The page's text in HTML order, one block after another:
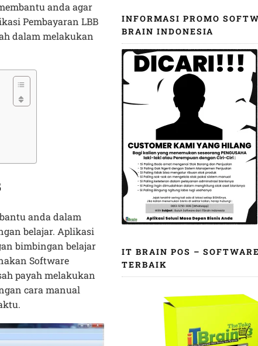
anda agar
Pembayaran LBB
dalam melakukan
anda dalam
belajar. Aplikasi
bimbingan belajar
Software
payah melakukan
cara manual
INFORMASI PROMO
BRAIN INDONESIA
IT BRAIN POS –
TERBAIK